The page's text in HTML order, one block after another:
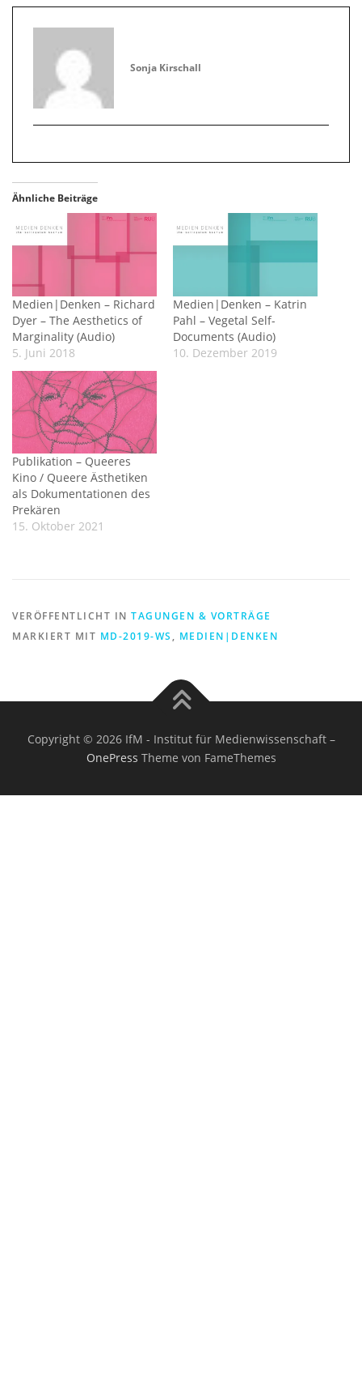
Sonja Kirschall
Ähnliche Beiträge
Medien|Denken – Richard
Dyer – The Aesthetics of
Marginality (Audio)
5. Juni 2018
Medien|Denken – Katrin
Pahl – Vegetal Self-
Documents (Audio)
10. Dezember 2019
Publikation – Queeres
Kino / Queere Ästhetiken
als Dokumentationen des
Prekären
15. Oktober 2021
VERÖFFENTLICHT IN TAGUNGEN & VORTRÄGE
MARKIERT MIT MD-2019-WS , MEDIEN|DENKEN
Copyright © 2026 IfM - Institut für Medienwissenschaft –
OnePress Theme von FameThemes